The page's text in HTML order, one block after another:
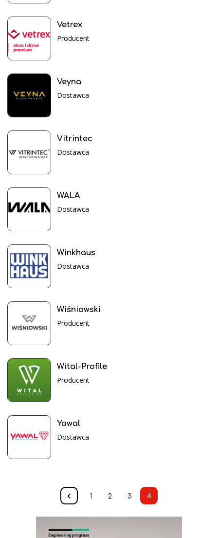
Vetrex
Producent
Veyna
Dostawca
Vitrintec
Dostawca
WALA
Dostawca
Winkhaus
Dostawca
Wiśniowski
Producent
Wital-Profile
Producent
Yawal
Dostawca
1 2 3 4